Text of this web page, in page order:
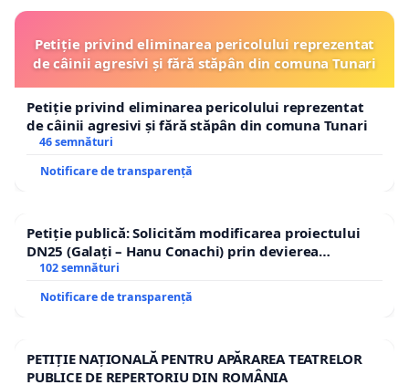
Petiție privind eliminarea pericolului reprezentat
de câinii agresivi și fără stăpân din comuna Tunari
Petiție privind eliminarea pericolului reprezentat
de câinii agresivi și fără stăpân din comuna Tunari
46 semnături
Notificare de transparență
Petiție publică: Solicităm modificarea proiectului
DN25 (Galați – Hanu Conachi) prin devierea
traseului în afara localităților!
102 semnături
Notificare de transparență
PETIȚIE NAȚIONALĂ PENTRU APĂRAREA TEATRELOR
PUBLICE DE REPERTORIU DIN ROMÂNIA